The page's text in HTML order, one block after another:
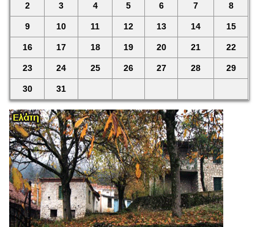
2 3 4 5 6 7 8
9 10 11 12 13 14 15
16 17 18 19 20 21 22
23 24 25 26 27 28 29
30 31